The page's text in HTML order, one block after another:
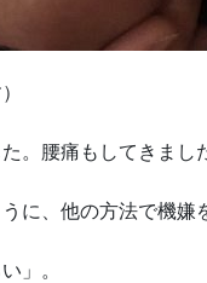
。腰痛もしてきまし
に、他の方法で機嫌
」。